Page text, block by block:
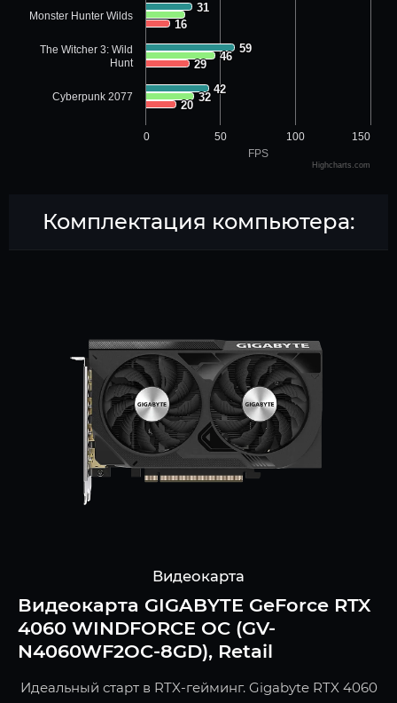
FPS
31
31
59
59
42
42
46
46
32
32
16
16
29
29
20
20
0 50 100 150
Monster Hunter Wilds
The Witcher 3: Wild
Hunt
Cyberpunk 2077
Highcharts.com
Комплектация компьютера:
Видеокарта
Видеокарта GIGABYTE GeForce RTX
4060 WINDFORCE OC (GV-
N4060WF2OC-8GD), Retail
Идеальный старт в RTX-гейминг. Gigabyte RTX 4060